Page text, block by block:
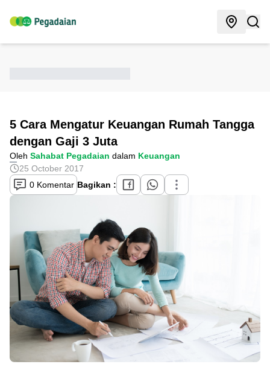
5 Cara Mengatur Keuangan Rumah Tangga
dengan Gaji 3 Juta
Oleh Sahabat Pegadaian dalam Keuangan
25 October 2017
0 Komentar Bagikan :